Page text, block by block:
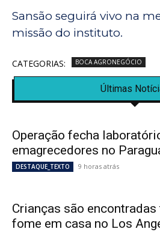
Sansão seguirá vivo na
missão do instituto.
CATEGORIAS: BOCA AGRONEGÓCIO
Últimas
Operação fecha
emagrecedores no
DESTAQUE_TEXTO 9 horas atrás
Crianças são
fome em casa no Los